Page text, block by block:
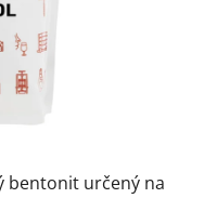
bentonit určený na